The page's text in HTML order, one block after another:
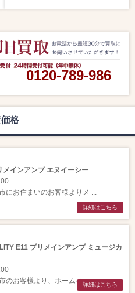
0120-789-986
格
インアンプ エヌイーシー
にお住まいのお客様よりメ ...
詳細はこちら
E11 プリメインアンプ ミュージカ
のお客様より、ホームペー ...詳細はこちら